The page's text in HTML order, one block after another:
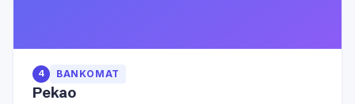
4 BANKOMAT
Pekao